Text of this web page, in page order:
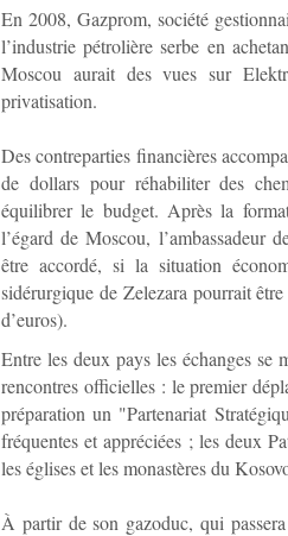
En 2008, Gazprom, société
l’industrie pétrolière serbe en
Moscou aurait des vues sur
privatisation.
Des contreparties financières
de dollars pour réhabiliter des
équilibrer le budget. Après la
l’égard de Moscou, l’ambassadeur
être accordé, si la situation
sidérurgique de Zelezara pourrait
d’euros).
Entre les deux pays les échanges se
rencontres officielles : le premier
préparation un "Partenariat
fréquentes et appréciées ; les deux
les églises et les monastères du
À partir de son gazoduc, qui